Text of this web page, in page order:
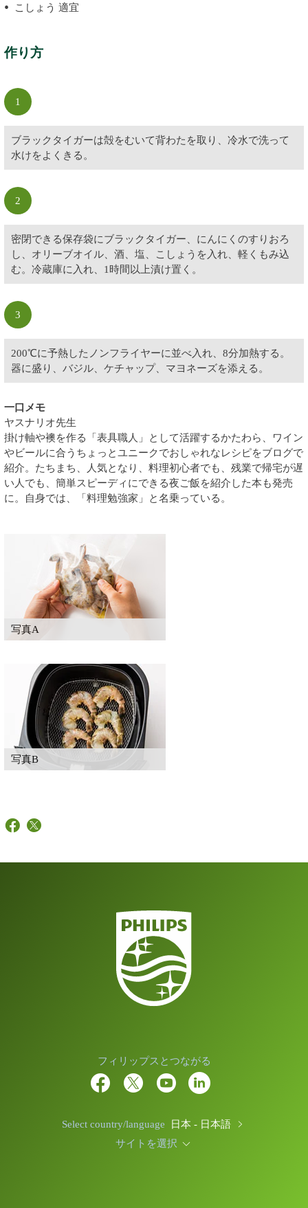
こしょう 適宜
作り方
1
ブラックタイガーは殻をむいて背わたを取り、冷水で洗って
水けをよくきる。
2
密閉できる保存袋にブラックタイガー、にんにくのすりおろ
し、オリーブオイル、酒、塩、こしょうを入れ、軽くもみ込
む。冷蔵庫に入れ、1時間以上漬け置く。
3
200℃に予熱したノンフライヤーに並べ入れ、8分加熱する。
器に盛り、バジル、ケチャップ、マヨネーズを添える。
一口メモ
ヤスナリオ先生
掛け軸や襖を作る「表具職人」として活躍するかたわら、ワイン
やビールに合うちょっとユニークでおしゃれなレシピをブログで
紹介。たちまち、人気となり、料理初心者でも、残業で帰宅が遅
い人でも、簡単スピーディにできる夜ご飯を紹介した本も発売
に。自身では、「料理勉強家」と名乗っている。
写真A
写真B
フィリップスとつながる
Select country/language
日本 - 日本語
サイトを選択